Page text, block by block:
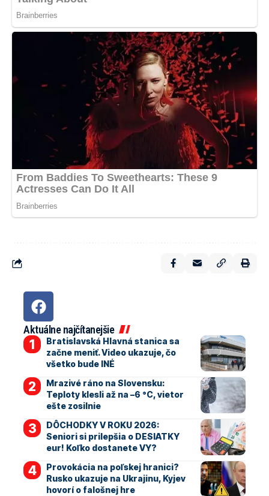
Aktuálne najčítanejšie
Bratislavská Hlavná stanica sa
začne meniť. Video ukazuje, čo
všetko bude INÉ
Mrazivé ráno na Slovensku:
Teploty klesli až na –6 °C, vietor
ešte zosilnie
DÔCHODKY V ROKU 2026:
Seniori si prilepšia o DESIATKY
eur! Koľko dostanete VY?
Provokácia na poľskej hranici?
Rusko ukazuje na Ukrajinu, Kyjev
hovorí o falošnej hre